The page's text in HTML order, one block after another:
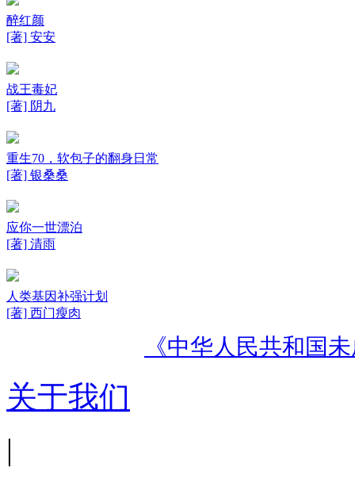
醉红颜
[著] 安安
战王毒妃
[著] 阴九
重生70，软包子的翻身日常
[著] 银桑桑
应你一世漂泊
[著] 清雨
人类基因补强计划
[著] 西门瘦肉
《中华人民共和国
关于我们
|